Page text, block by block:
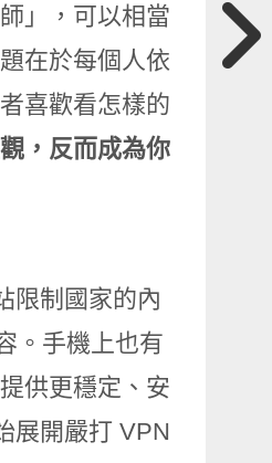
」，可以相當
在於每個人依
喜歡看怎樣的
，反而成為你
限制國家的內
。手機上也有
供更穩定、安
展開嚴打 VPN